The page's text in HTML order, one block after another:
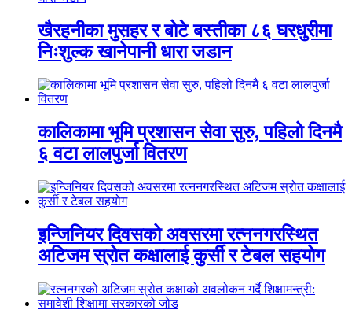
खैरहनीका मुसहर र बोटे बस्तीका ८६ घरधुरीमा
निःशुल्क खानेपानी धारा जडान
कालिकामा भूमि प्रशासन सेवा सुरु, पहिलो दिनमै
६ वटा लालपुर्जा वितरण
इन्जिनियर दिवसको अवसरमा रत्ननगरस्थित
अटिजम स्रोत कक्षालाई कुर्सी र टेबल सहयोग